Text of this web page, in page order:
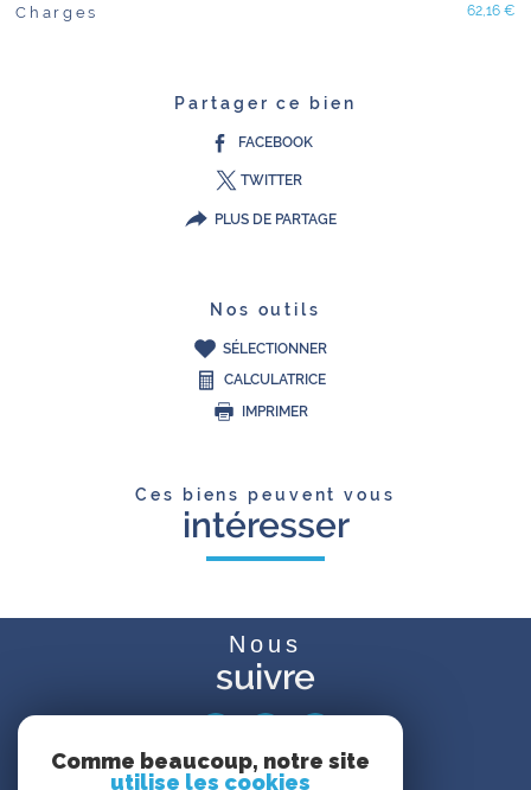
Caractéristiques
Charges 62,16 €
Partager ce bien
FACEBOOK
TWITTER
PLUS DE PARTAGE
Nos outils
SÉLECTIONNER
CALCULATRICE
IMPRIMER
Ces biens peuvent vous
intéresser
Nous
suivre
Comme beaucoup, notre site
utilise les cookies